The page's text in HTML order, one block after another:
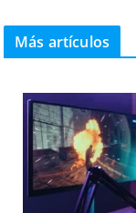
Más artículos